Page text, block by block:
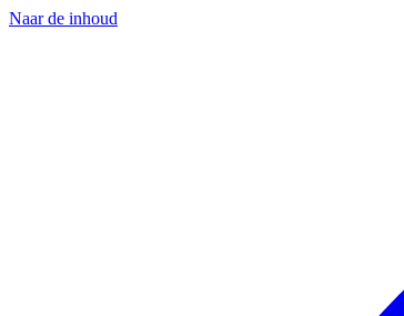
Naar de inhoud